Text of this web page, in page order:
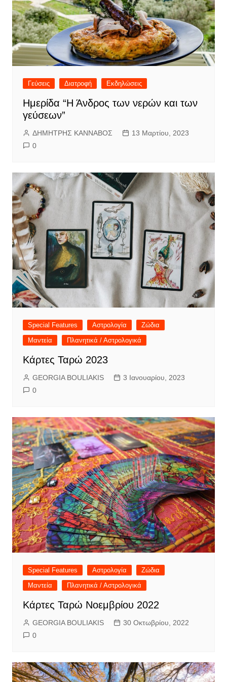
Γεύσεις Διατροφή Εκδηλώσεις
Ημερίδα “Η Άνδρος των νερών και των
γεύσεων”
ΔΗΜΗΤΡΗΣ ΚΑΝΝΑΒΟΣ
13 Μαρτίου, 2023
0
Special Features Αστρολογία
Ζώδια
Μαντεία
Πλανητικά / Αστρολογικά
Κάρτες Ταρώ 2023
GEORGIA BOULIAKIS
3 Ιανουαρίου, 2023
0
Special Features Αστρολογία
Ζώδια
Μαντεία
Πλανητικά / Αστρολογικά
Κάρτες Ταρώ Νοεμβρίου 2022
GEORGIA BOULIAKIS
30 Οκτωβρίου, 2022
0